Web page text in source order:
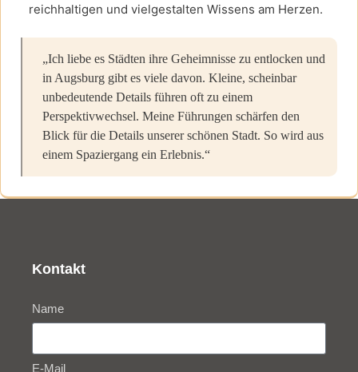
reichhaltigen und vielgestalten Wissens am Herzen.
„Ich liebe es Städten ihre Geheimnisse zu entlocken und
in Augsburg gibt es viele davon. Kleine, scheinbar
unbedeutende Details führen oft zu einem
Perspektivwechsel. Meine Führungen schärfen den
Blick für die Details unserer schönen Stadt. So wird aus
einem Spaziergang ein Erlebnis.“
Kontakt
Name
E-Mail